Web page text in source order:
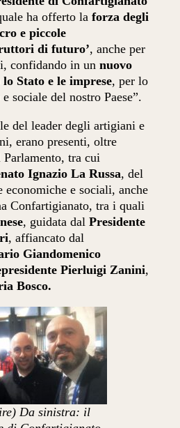
ha offerto laforza degli
e piccole
di futuro’, anche per
confidando in unnuovo
Stato e le imprese, per lo
sociale del nostro Paese”.
del leader degli artigiani e
erano presenti, oltre
Parlamento, tra cui
Ignazio La Russa, del
e sociali, anche
Confartigianato, tra i quali
, guidata dalPresidente
, affiancato dal
Giandomenico
Pierluigi Zanini,
Bosco.
Da sinistra: il